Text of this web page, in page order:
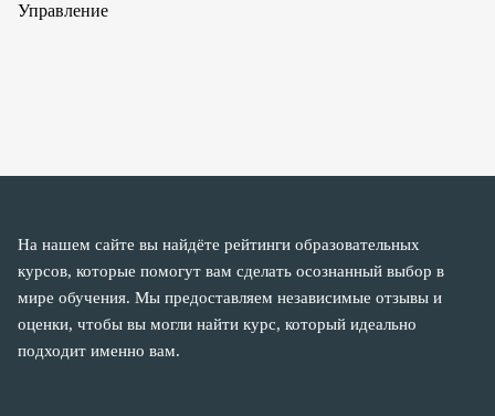
Управление
На нашем сайте вы найдёте рейтинги образовательных
курсов, которые помогут вам сделать осознанный выбор в
мире обучения. Мы предоставляем независимые отзывы и
оценки, чтобы вы могли найти курс, который идеально
подходит именно вам.